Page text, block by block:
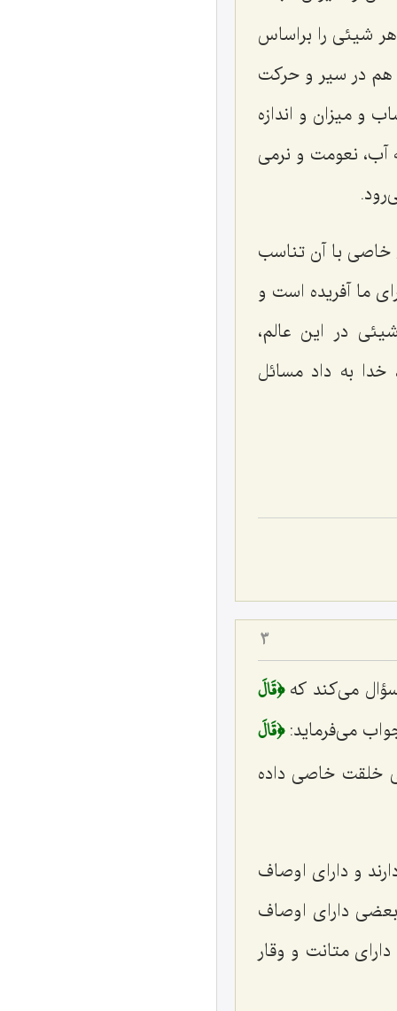
شیئی را براساس
هم در سیر و حرکت
و میزان و اندازه
نعومت و نرمی
خاصی با آن تناسب
ما آفریده است و
در این عالم،
به داد مسائل
3
می‌کند که﴿قَالَ
می‌فرماید:﴿قَالَ
خلقت خاصی داده
و دارای اوصاف
دارای اوصاف
متانت و وقار